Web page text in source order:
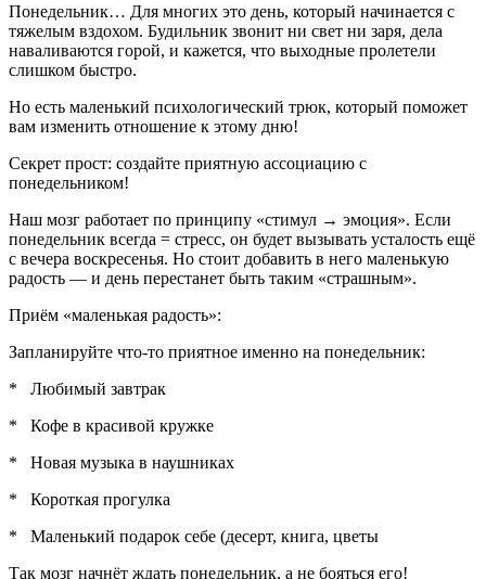
Понедельник… Для многих это день, который начинается с
тяжелым вздохом. Будильник звонит ни свет ни заря, дела
наваливаются горой, и кажется, что выходные пролетели
слишком быстро.
Но есть маленький психологический трюк, который поможет
вам изменить отношение к этому дню!
Секрет прост: создайте приятную ассоциацию с
понедельником!
Наш мозг работает по принципу «стимул → эмоция». Если
понедельник всегда = стресс, он будет вызывать усталость ещё
с вечера воскресенья. Но стоит добавить в него маленькую
радость — и день перестанет быть таким «страшным».
Приём «маленькая радость»:
Запланируйте что-то приятное именно на понедельник:
* Любимый завтрак
* Кофе в красивой кружке
* Новая музыка в наушниках
* Короткая прогулка
* Маленький подарок себе (десерт, книга, цветы
Так мозг начнёт ждать понедельник, а не бояться его!